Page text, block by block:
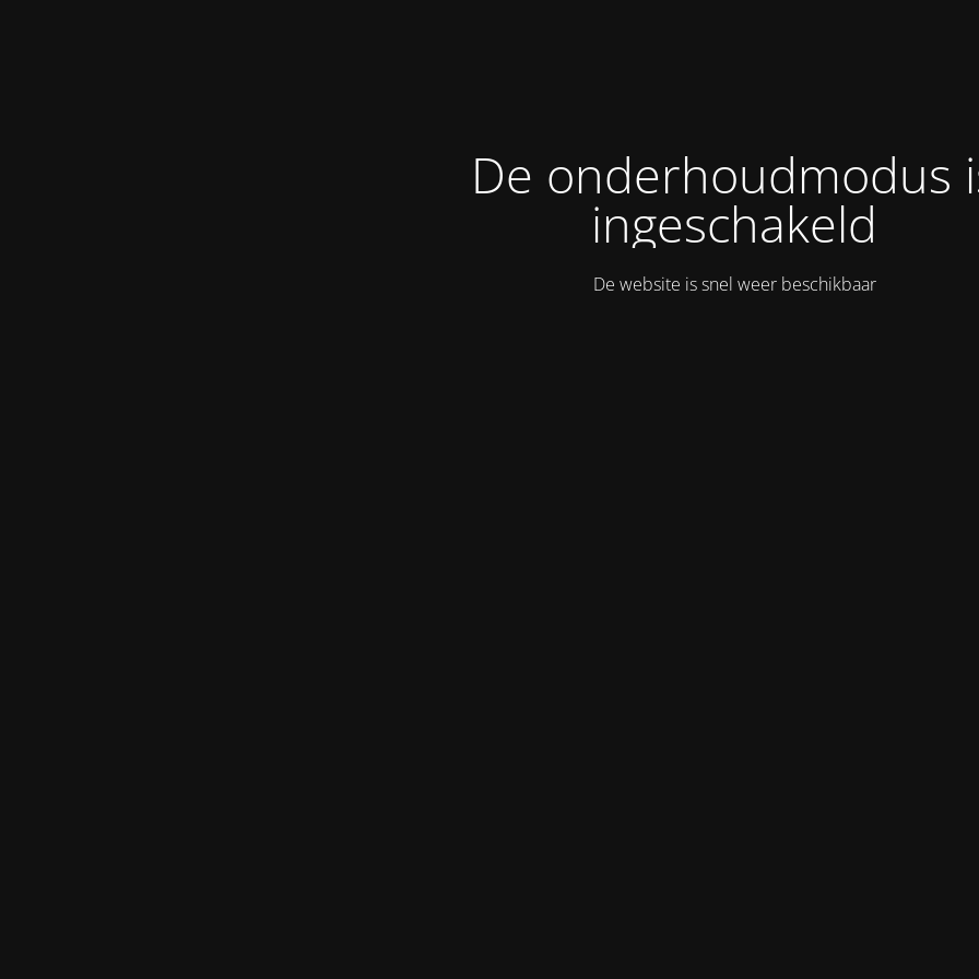
De onderhoudmodus
ingeschakeld
De website is snel weer beschikbaar